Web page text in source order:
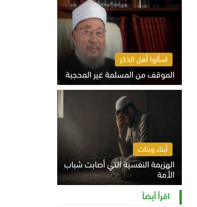
اسألوا أهل الذكر
الموقف من المسلمة غير المحجبة
الخميس 6 أغسطس 2026 10:45 ص
أبناء وبنات
الهزيمة النفسية التي أصابت شباب
الأمة
الخميس 6 أغسطس 2026 11:12 ص
اقرأ أيضاً